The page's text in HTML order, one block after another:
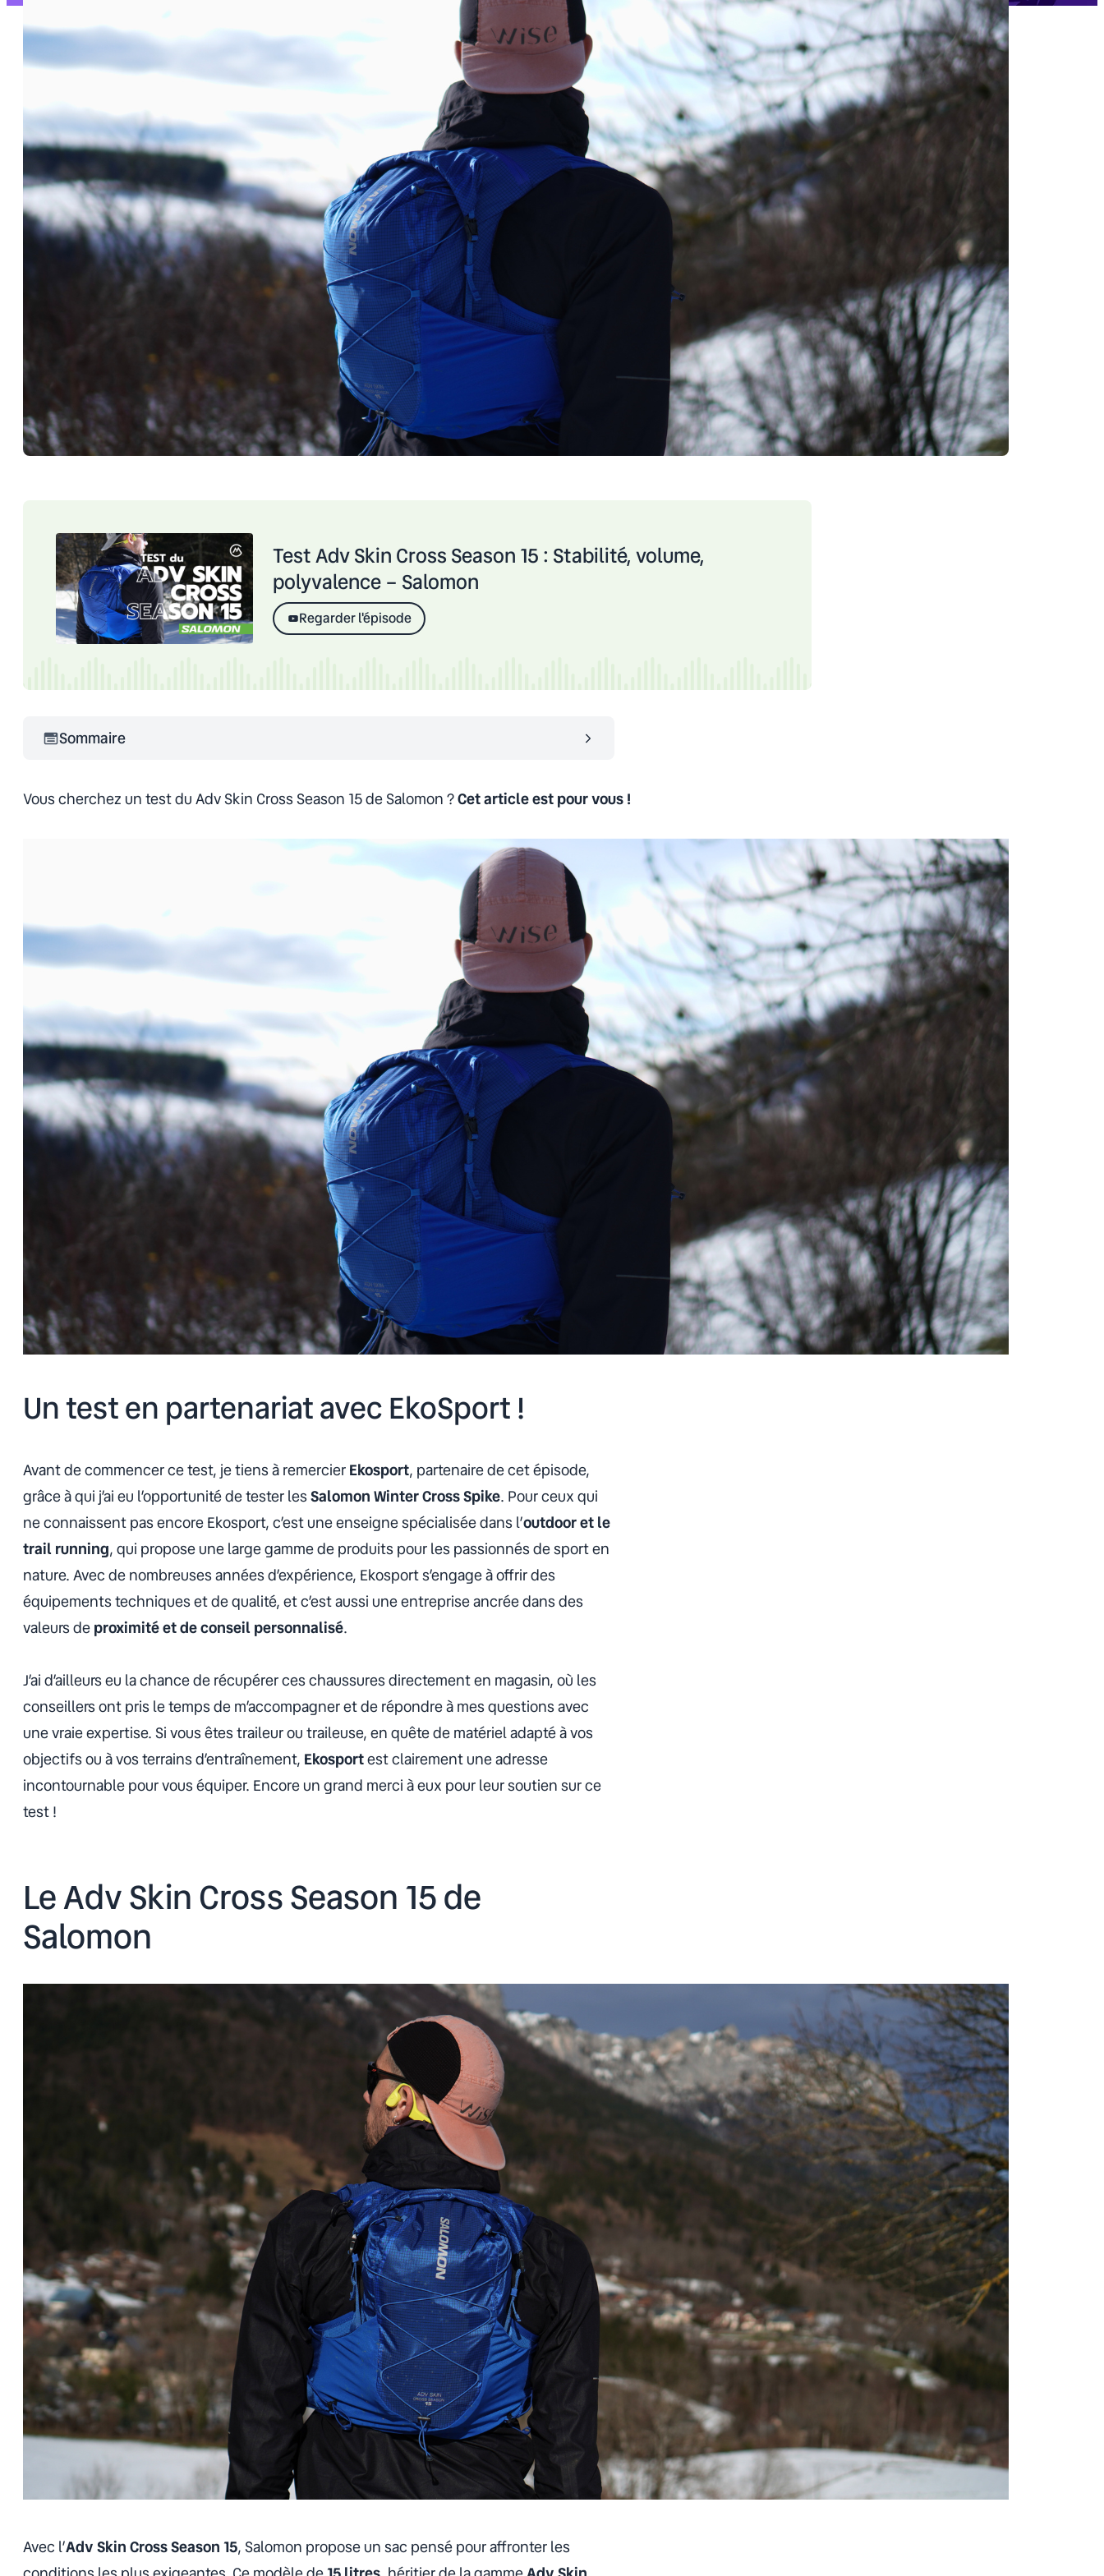
Test Adv Skin Cross Season 15 : Stabilité, volume,
polyvalence – Salomon
Regarder l'épisode
Sommaire
Vous cherchez un test du Adv Skin Cross Season 15 de Salomon ?Cet article est pour vous !
Un test en partenariat avec EkoSport !
Avant de commencer ce test, je tiens à remercierEkosport, partenaire de cet épisode,
grâce à qui j’ai eu l’opportunité de tester lesSalomon Winter Cross Spike. Pour ceux qui
ne connaissent pas encore Ekosport, c’est une enseigne spécialisée dans l’outdoor et le
trail running, qui propose une large gamme de produits pour les passionnés de sport en
nature. Avec de nombreuses années d’expérience, Ekosport s’engage à offrir des
équipements techniques et de qualité, et c’est aussi une entreprise ancrée dans des
valeurs deproximité et de conseil personnalisé.
J’ai d’ailleurs eu la chance de récupérer ces chaussures directement en magasin, où les
conseillers ont pris le temps de m’accompagner et de répondre à mes questions avec
une vraie expertise. Si vous êtes traileur ou traileuse, en quête de matériel adapté à vos
objectifs ou à vos terrains d’entraînement, Ekosportest clairement une adresse
incontournable pour vous équiper. Encore un grand merci à eux pour leur soutien sur ce
test !
Le Adv Skin Cross Season 15 de
Salomon
Avec l’Adv Skin Cross Season 15, Salomon propose un sac pensé pour affronter les